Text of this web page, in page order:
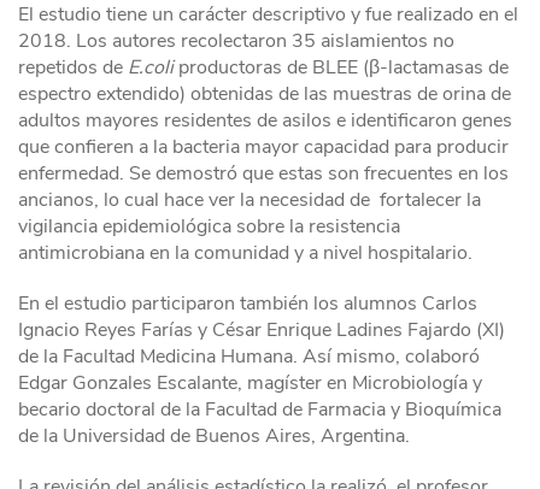
El estudio tiene un carácter descriptivo y fue realizado en el
2018. Los autores recolectaron 35 aislamientos no
repetidos de E.coliproductoras de BLEE (β-lactamasas de
espectro extendido) obtenidas de las muestras de orina de
adultos mayores residentes de asilos e identificaron genes
que confieren a la bacteria mayor capacidad para producir
enfermedad. Se demostró que estas son frecuentes en los
ancianos, lo cual hace ver la necesidad de fortalecer la
vigilancia epidemiológica sobre la resistencia
antimicrobiana en la comunidad y a nivel hospitalario.
En el estudio participaron también los alumnos Carlos
Ignacio Reyes Farías y César Enrique Ladines Fajardo (XI)
de la Facultad Medicina Humana. Así mismo, colaboró
Edgar Gonzales Escalante, magíster en Microbiología y
becario doctoral de la Facultad de Farmacia y Bioquímica
de la Universidad de Buenos Aires, Argentina.